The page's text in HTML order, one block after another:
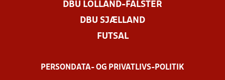
DBU LOLLAND-FALSTER
DBU SJÆLLAND
FUTSAL
PERSONDATA- OG PRIVATLIVS-POLITIK